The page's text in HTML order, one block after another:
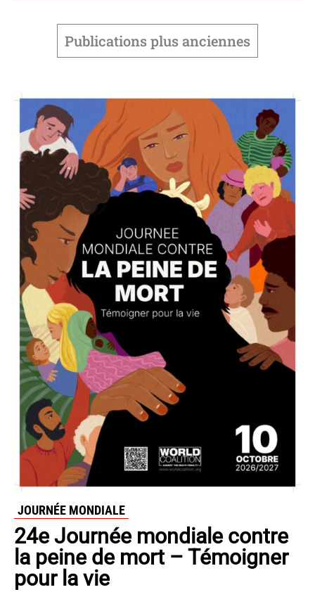
Publications plus anciennes
JOURNÉE MONDIALE
24e Journée mondiale contre
la peine de mort – Témoigner
pour la vie